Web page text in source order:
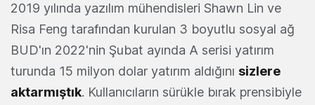
2019 yılında yazılım mühendisleri Shawn Lin ve
Risa Feng tarafından kurulan 3 boyutlu sosyal ağ
BUD'ın 2022'nin Şubat ayında A serisi yatırım
turunda 15 milyon dolar yatırım aldığını sizlere
aktarmıştık. Kullanıcıların sürükle bırak prensibiyle